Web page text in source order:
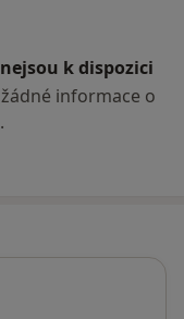
k dispozici
informace o